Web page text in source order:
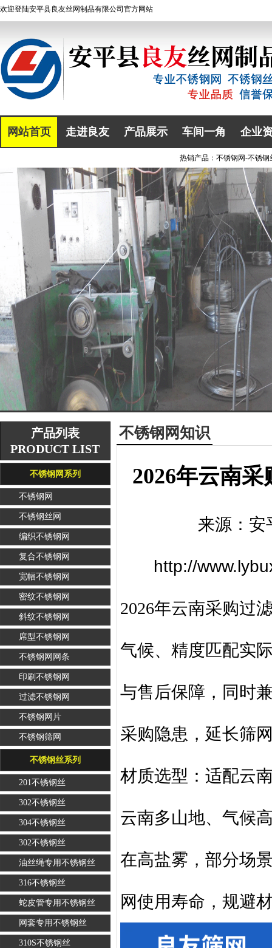
欢迎登陆安平县良友丝网制品有限公司 官方网站
网站首页 走进良友 产品展示 车间一角 企业
热销产品： 不锈钢网-不锈钢
产品列表
PRODUCT LIST
不锈钢网系列
不锈钢网
不锈钢丝网
编织不锈钢网
复合不锈钢网
宽幅不锈钢网
密纹不锈钢网
斜纹不锈钢网
席型不锈钢网
不锈钢网网条
印刷不锈钢网
过滤不锈钢网
不锈钢网片
不锈钢筛网
不锈钢丝系列
201不锈钢丝
302不锈钢丝
304不锈钢丝
302不锈钢丝
油丝绳专用不锈钢丝
316不锈钢丝
蛇皮管专用不锈钢丝
网套专用不锈钢丝
310S不锈钢丝
不锈钢网知识
2026年云南
来源： 安
http://
2026年云南采购过
气候、精度匹配实
与售后保障，同时
采购隐患，延长筛
材质选型：适配云
云南多山地、气候
在高盐雾，部分场
网使用寿命，规避